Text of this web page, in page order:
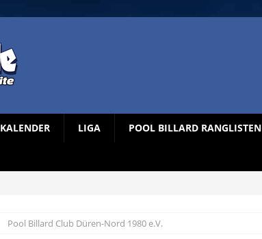
KALENDER LIGA POOL BILLARD RANGLISTEN
Pool Billard Club Düren-Nord 1980 e.V.